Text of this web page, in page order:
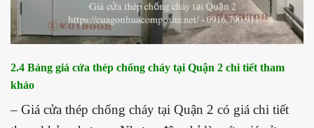
2.4 Bảng giá cửa thép chống cháy tại Quận 2 chi tiết tham
khảo
– Giá cửa thép chống cháy tại Quận 2 có giá chi tiết